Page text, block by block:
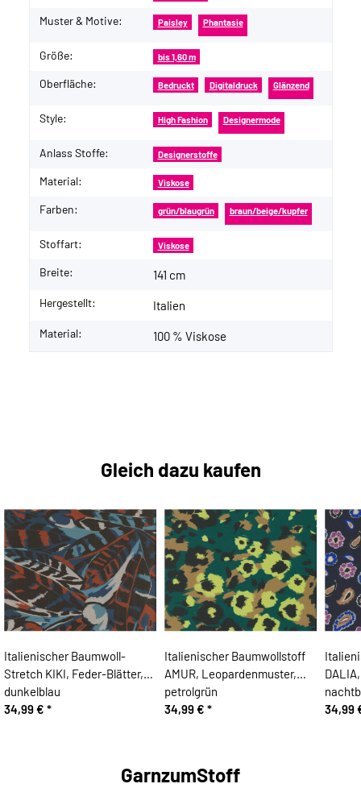
Muster & Motive: Paisley Phantasie
Größe: bis 1,60 m
Oberfläche: Bedruckt Digitaldruck Glänzend
Style: High Fashion Designermode
Anlass Stoffe: Designerstoffe
Material: Viskose
Farben: grün/blaugrün braun/beige/kupfer
Stoffart: Viskose
Breite: 141 cm
Hergestellt: Italien
Material: 100 % Viskose
Gleich dazu kaufen
Italienischer Baumwoll-
Stretch KIKI, Feder-Blätter,
dunkelblau
34,99 € *
Italienischer Baumwollstoff
AMUR, Leopardenmuster,
petrolgrün
34,99 € *
34,99
GarnzumStoff